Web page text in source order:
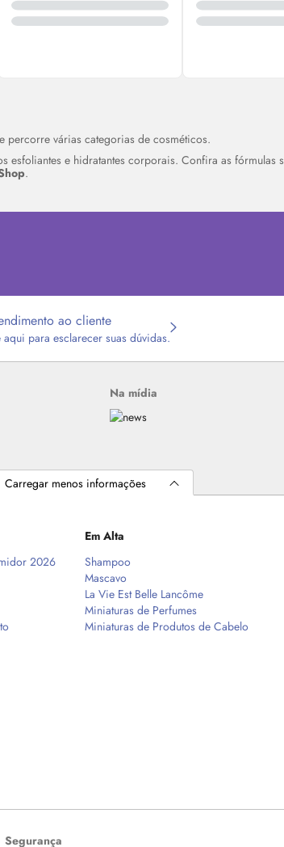
percorre várias categorias de cosméticos.
esfoliantes e hidratantes corporais. Confira as fórmulas
.
ao cliente
para esclarecer suas dúvidas.
Na mídia
Carregar menos informações
2026
Em Alta
Shampoo
Mascavo
La Vie Est Belle Lancôme
Miniaturas de Perfumes
Miniaturas de Produtos de Cabelo
Segurança